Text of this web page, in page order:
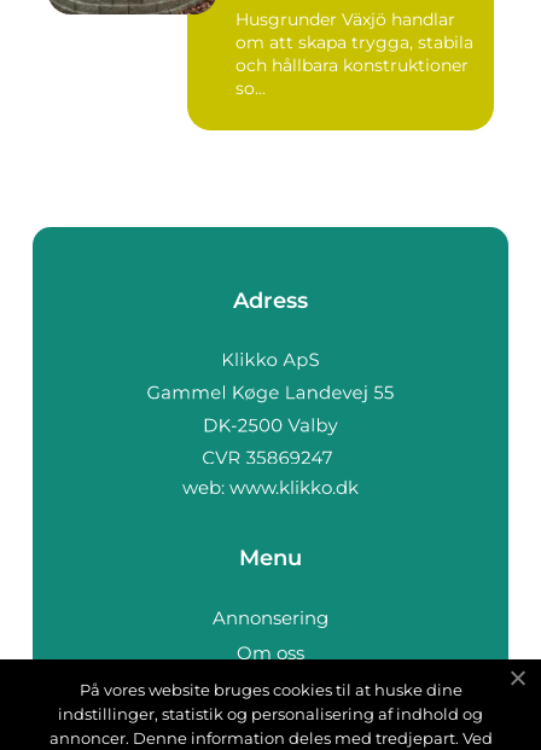
Husgrunder Växjö handlar
om att skapa trygga, stabila
och hållbara konstruktioner
so...
Adress
web: www.klikko.dk
Menu
Annonsering
Om oss
Cookies
Kontakta oss
På vores website bruges cookies til at huske dine
indstillinger, statistik og personalisering af indhold og
annoncer. Denne information deles med tredjepart. Ved